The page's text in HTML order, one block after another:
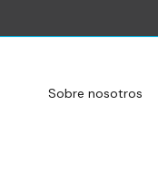
Sobre nosotros